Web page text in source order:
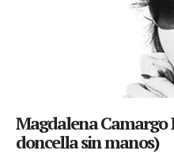
Magdalena Camargo
doncella sin manos)